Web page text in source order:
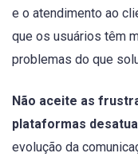
e o atendimento ao
que os usuários têm
problemas do que
Não aceite as
plataformas
evolução da